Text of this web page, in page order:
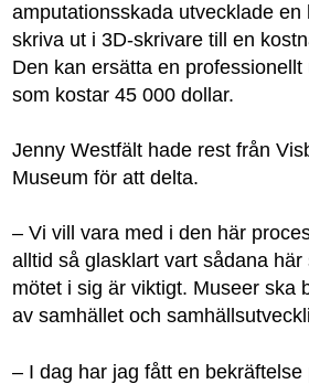
amputationsskada utvecklade en
skriva ut i 3D-skrivare till en
Den kan ersätta en
som kostar 45 000 dollar.
Jenny Westfält hade rest från
Museum för att delta.
– Vi vill vara med i den här
alltid så glasklart vart sådana här
mötet i sig är viktigt. Museer ska
av samhället och
– I dag har jag fått en